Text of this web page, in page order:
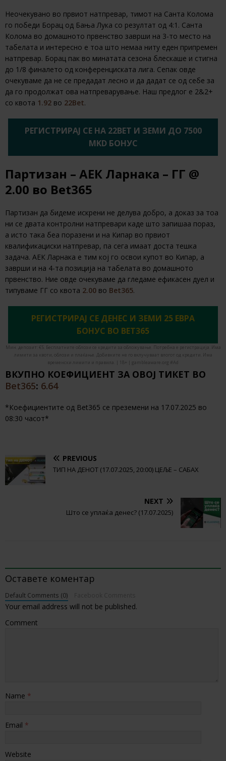
Неочекувано во првиот натпревар, тимот на Санта Колома
го победи Борац од Бања Лука со резултат од 4:1. Санта
Колома во домашното првенство заврши на 3-то место на
табелата и интересно е тоа што немаа ниту еден припремен
натпревар. Борац пак во минатата сезона блескаше и стигна
до 1/8 финалето од конференциската лига. Сепак овде
очекуваме да не се предадат лесно и да дадат се од себе за
да го продолжат ова натпреварување. Наш предлог е 2&2+
со квота 1.92 во 22Bet.
РЕГИСТРИРАЈ СЕ НА 22BET И ЗЕМИ ДО 7500
MKD БОНУС
Партизан – АЕК Ларнака – ГГ @
2.00 во Bet365
Партизан да бидеме искрени не делува добро, а доказ за тоа
ни се двата контролни натпревари каде што запишаа пораз,
а исто така беа поразени и на Кипар во првиот
квалификациски натпревар, па сега имаат доста тешка
задача. АЕК Ларнака е тим кој го освои купот во Кипар, а
заврши и на 4-та позиција на табелата во домашното
првенство. Ние овде очекуваме да гледаме ефикасен дуел и
типуваме ГГ со квота 2.00 во Bet365.
РЕГИСТРИРАЈ СЕ ДЕНЕС И ЗЕМИ 25 ЕВРА
БОНУС ВО BET365
Мин. депозит: €5. Бесплатните облози се кредити за обложување. Потребна е регистрација. Има
лимити за квоти, облози и плаќање. Добивките не го вклучуваат влогот од кредити. Има
временски лимити и правила. | 18+ | gambleaware.org #Ad
ВКУПНО КОЕФИЦИЕНТ ЗА ОВОЈ ТИКЕТ ВО
Bet365: 6.64
*Коефициентите од Bet365 се преземени на 17.07.2025 во
08:30 часот*
PREVIOUS
ТИП НА ДЕНОТ (17.07.2025, 20:00) ЦЕЉЕ – САБАХ
NEXT
Што се уплаќа денес? (17.07.2025)
Оставете коментар
Default Comments (0)
Your email address will not be published.
Comment
Name *
Email *
Website